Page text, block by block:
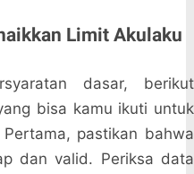
Limit Akulaku
dasar, berikut
bisa kamu ikuti untuk
pastikan bahwa
dan valid. Periksa data